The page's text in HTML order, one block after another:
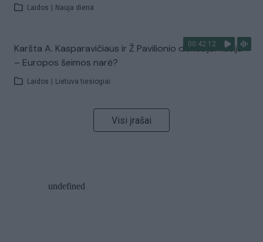
Laidos Nauja diena
00:42:12
Karšta A. Kasparavičiaus ir Ž Pavilionio diskusija: Rusija
– Europos šeimos narė?
Laidos Lietuva tiesiogiai
Visi įrašai